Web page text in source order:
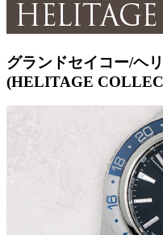
グランドセイコー/ヘ
(HELITAGE